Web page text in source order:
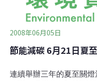
2008年06月05日
節能減碳 6月21日夏
連續舉辦三年的夏至關